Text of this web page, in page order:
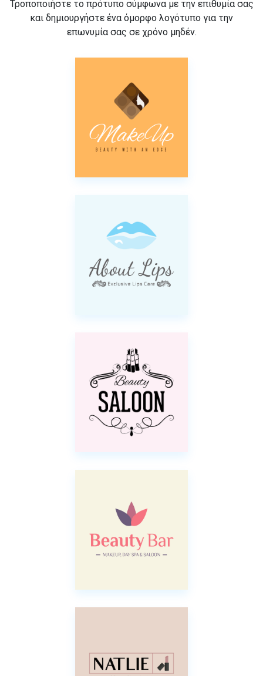
Τροποποιήστε το πρότυπο σύμφωνα με την επιθυμία σας
και δημιουργήστε ένα όμορφο λογότυπο για την
επωνυμία σας σε χρόνο μηδέν.